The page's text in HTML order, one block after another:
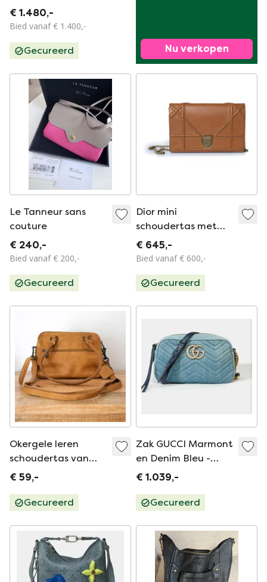
monogramdoek
€ 1.480,-
Bied vanaf € 1.400,-
Gecureerd Nu verkopen
Le Tanneur sans
couture
€ 240,-
Bied vanaf € 200,-
Gecureerd
Dior mini
schoudertas met
diorama en studs
€ 645,-
Bied vanaf € 600,-
Gecureerd
Okergele leren
schoudertas van
Bear Design
€ 59,-
Gecureerd
Zak GUCCI Marmont
en Denim Bleu -
101769
€ 1.039,-
Gecureerd